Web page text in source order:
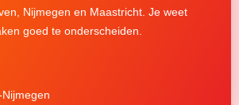
Nijmegen en Maastricht. Je weet
goed te onderscheiden.